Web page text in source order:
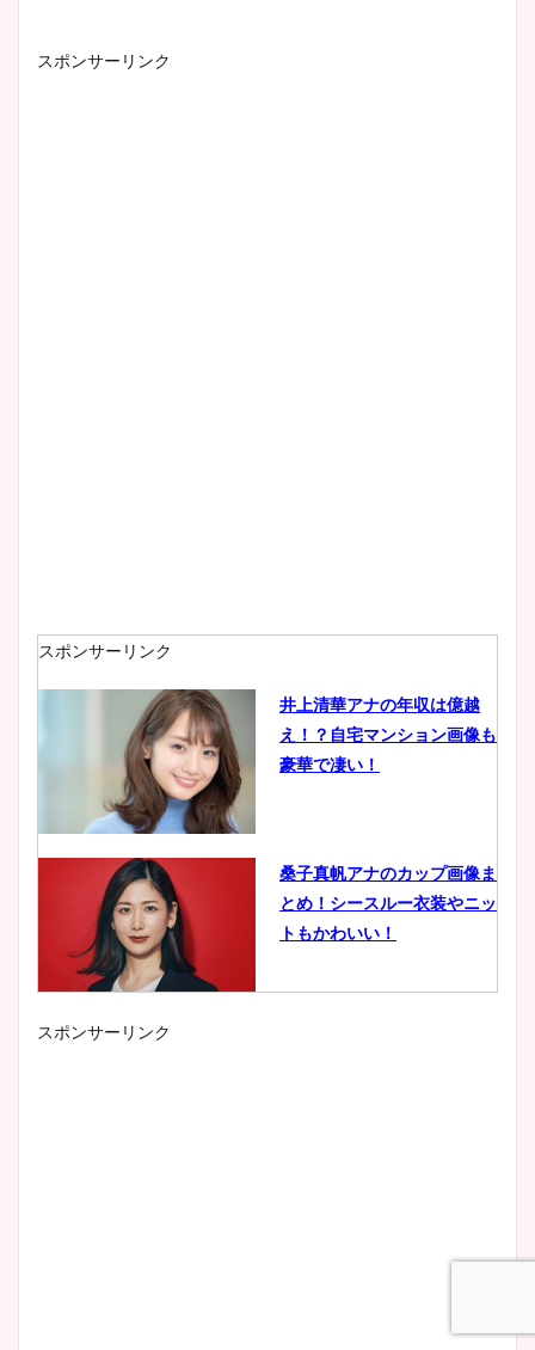
スポンサーリンク
スポンサーリンク
井上清華アナの年収は億越
え！？自宅マンション画像も
豪華で凄い！
桑子真帆アナのカップ画像ま
とめ！シースルー衣装やニッ
トもかわいい！
スポンサーリンク